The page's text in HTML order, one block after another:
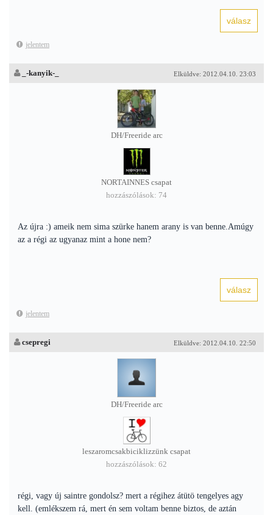
jelentem
Elküldve: 2012.04.10. 23:03
_-kanyik-_
DH/Freeride arc
NORTAINNES csapat
hozzászólások: 74
Az újra :) ameik nem sima szürke hanem arany is van benne.Amúgy
az a régi az ugyanaz mint a hone nem?
jelentem
Elküldve: 2012.04.10. 22:50
csepregi
DH/Freeride arc
leszaromcsakbiciklizzünk csapat
hozzászólások: 62
régi, vagy új saintre gondolsz? mert a régihez átütö tengelyes agy
kell. (emlékszem rá, mert én sem voltam benne biztos, de aztán